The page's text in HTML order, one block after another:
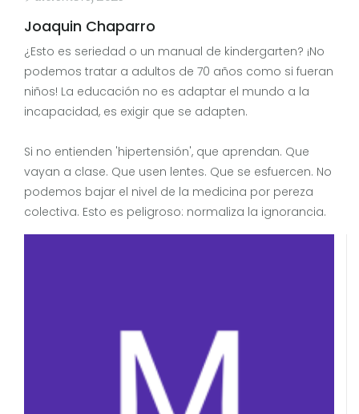
Joaquin Chaparro
¿Esto es seriedad o un manual de kindergarten? ¡No
podemos tratar a adultos de 70 años como si fueran
niños! La educación no es adaptar el mundo a la
incapacidad, es exigir que se adapten.
Si no entienden 'hipertensión', que aprendan. Que
vayan a clase. Que usen lentes. Que se esfuercen. No
podemos bajar el nivel de la medicina por pereza
colectiva. Esto es peligroso: normaliza la ignorancia.